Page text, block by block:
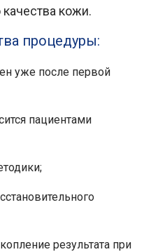
кожи.
процедуры:
уже после первой
пациентами
результата при